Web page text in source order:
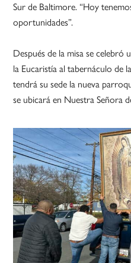
Sur de Baltimore. “Hoy
oportunidades”.
Después de la misa se
la Eucaristía al tabernáculo de
tendrá su sede la nueva
se ubicará en Nuestra Señora